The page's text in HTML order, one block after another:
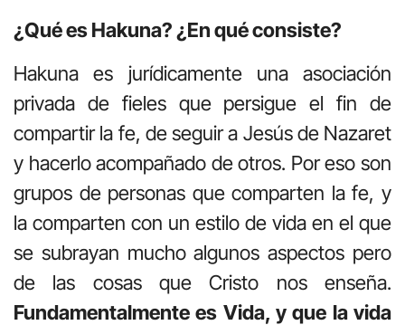
¿Qué es Hakuna? ¿En qué consiste?
Hakuna es jurídicamente una asociación
privada de fieles que persigue el fin de
compartir la fe, de seguir a Jesús de Nazaret
y hacerlo acompañado de otros. Por eso son
grupos de personas que comparten la fe, y
la comparten con un estilo de vida en el que
se subrayan mucho algunos aspectos pero
de las cosas que Cristo nos enseña.
Fundamentalmente es Vida, y que la vida